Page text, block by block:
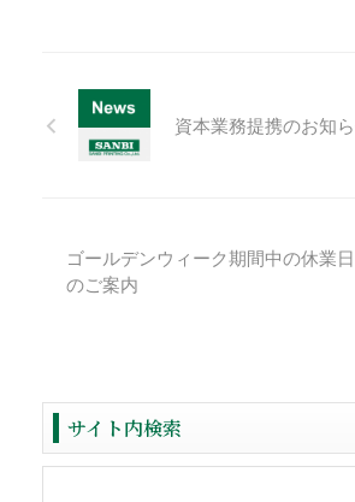
資本業務提携のお知
ゴールデンウィーク期間中の休業日
のご案内
サイト内検索